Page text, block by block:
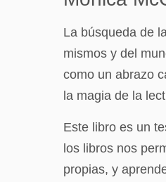
La búsqueda de
mismos y del
como un abrazo
la magia de la
Este libro es un
los libros nos
propias, y